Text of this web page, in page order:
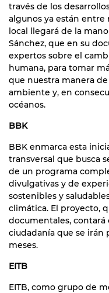
través de los
algunos ya están entre
local llegará de la
Sánchez, que en su
expertos sobre el
humana, para tomar
que nuestra manera
ambiente y, en
océanos.
BBK
BBK enmarca esta
transversal que busca
de un programa
divulgativas y de
sostenibles y
climática. El proyecto,
documentales, contará
ciudadanía que se irán
meses.
EITB
EITB, como grupo de